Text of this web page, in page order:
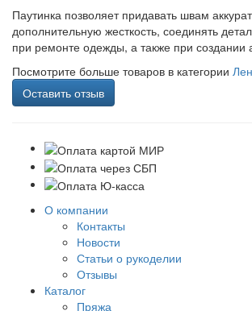
Паутинка позволяет придавать швам
дополнительную жесткость, соединять
при ремонте одежды, а также при создании
Посмотрите больше товаров в категории
Оставить отзыв
О компании
Контакты
Новости
Статьи о рукоделии
Отзывы
Каталог
Пряжа